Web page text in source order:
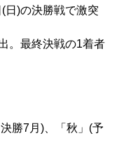
日)の決勝戦で激突
。最終決戦の1着者
勝7月)、「秋」(予